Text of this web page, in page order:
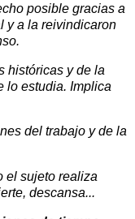
posible gracias a
y a la reivindicaron
históricas y de la
lo estudia. Implica
del trabajo y de la
el sujeto realiza
descansa...